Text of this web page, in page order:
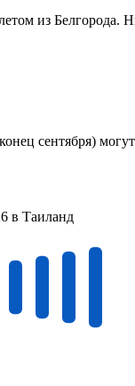
из Белгорода.
сентября)
в Таиланд